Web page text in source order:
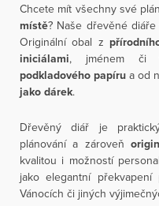
Chcete mít všechny své
místě? Naše dřevěné
Originální obal z
iniciálami, jménem či
podkladového papíru a od
jako dárek.
Dřevěný diář je
plánování a zároveň
kvalitou i možností
jako elegantní
Vánocích či jiných